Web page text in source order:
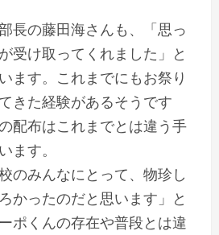
長の藤田海さんも、「思っ
受け取ってくれました」と
ます。これまでにもお祭り
きた経験があるそうです
配布はこれまでとは違う手
ます。
のみんなにとって、物珍し
かったのだと思います」と
ポくんの存在や普段とは違